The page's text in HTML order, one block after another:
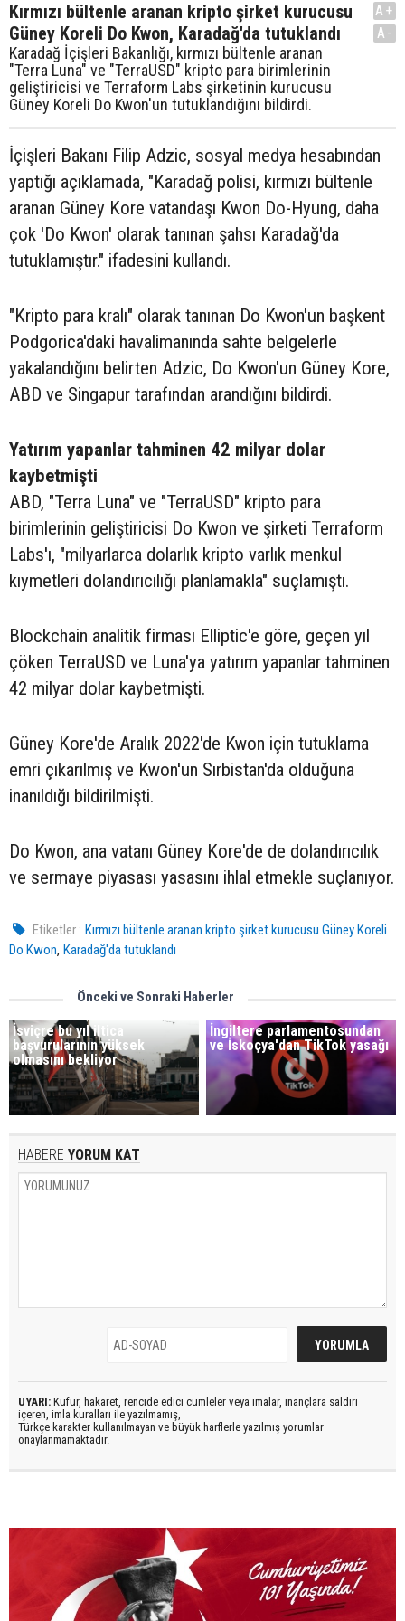
Kırmızı bültenle aranan kripto şirket kurucusu
Güney Koreli Do Kwon, Karadağ'da tutuklandı
Karadağ İçişleri Bakanlığı, kırmızı bültenle aranan
"Terra Luna" ve "TerraUSD" kripto para birimlerinin
geliştiricisi ve Terraform Labs şirketinin kurucusu
Güney Koreli Do Kwon'un tutuklandığını bildirdi.
A+
A-
İçişleri Bakanı Filip Adzic, sosyal medya hesabından
yaptığı açıklamada, "Karadağ polisi, kırmızı bültenle
aranan Güney Kore vatandaşı Kwon Do-Hyung, daha
çok 'Do Kwon' olarak tanınan şahsı Karadağ'da
tutuklamıştır." ifadesini kullandı.
"Kripto para kralı" olarak tanınan Do Kwon'un başkent
Podgorica'daki havalimanında sahte belgelerle
yakalandığını belirten Adzic, Do Kwon'un Güney Kore,
ABD ve Singapur tarafından arandığını bildirdi.
Yatırım yapanlar tahminen 42 milyar dolar
kaybetmişti
ABD, "Terra Luna" ve "TerraUSD" kripto para
birimlerinin geliştiricisi Do Kwon ve şirketi Terraform
Labs'ı, "milyarlarca dolarlık kripto varlık menkul
kıymetleri dolandırıcılığı planlamakla" suçlamıştı.
Blockchain analitik firması Elliptic'e göre, geçen yıl
çöken TerraUSD ve Luna'ya yatırım yapanlar tahminen
42 milyar dolar kaybetmişti.
Güney Kore'de Aralık 2022'de Kwon için tutuklama
emri çıkarılmış ve Kwon'un Sırbistan'da olduğuna
inanıldığı bildirilmişti.
Do Kwon, ana vatanı Güney Kore'de de dolandırıcılık
ve sermaye piyasası yasasını ihlal etmekle suçlanıyor.
Etiketler : Kırmızı bültenle aranan kripto şirket kurucusu Güney Koreli
Do Kwon, Karadağ'da tutuklandı
Önceki ve Sonraki Haberler
İsviçre bu yıl iltica
başvurularının yüksek
olmasını bekliyor
İngiltere parlamentosundan
ve İskoçya'dan TikTok yasağı
HABERE YORUM KAT
UYARI: Küfür, hakaret, rencide edici cümleler veya imalar, inançlara saldırı
içeren, imla kuralları ile yazılmamış,
Türkçe karakter kullanılmayan ve büyük harflerle yazılmış yorumlar
onaylanmamaktadır.